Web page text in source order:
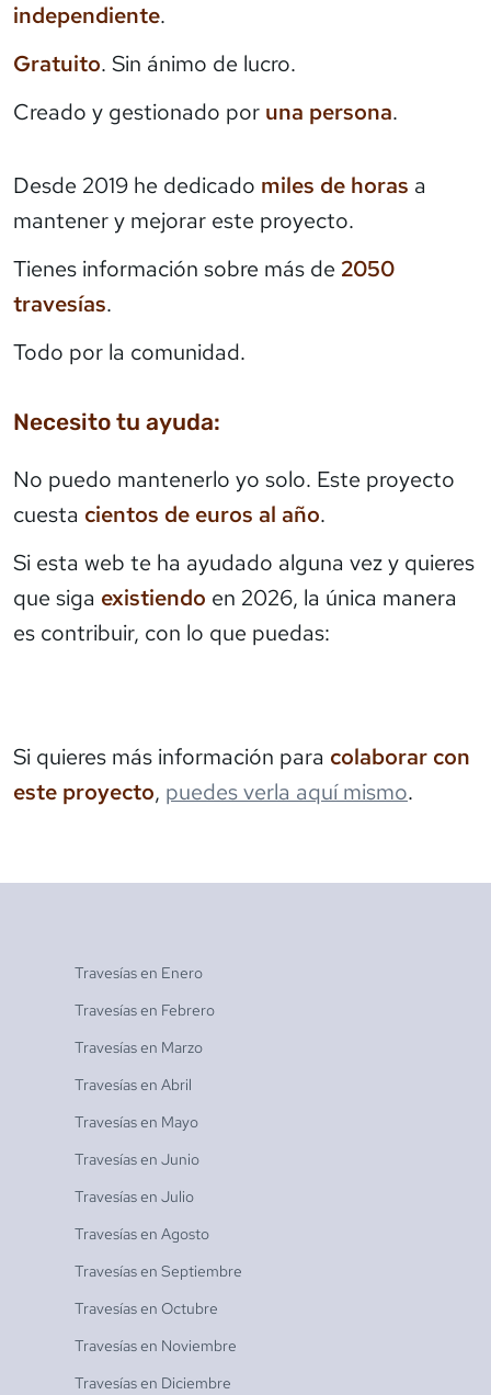
independiente.
Gratuito. Sin ánimo de lucro.
Creado y gestionado por una persona.
Desde 2019 he dedicado miles de horas a
mantener y mejorar este proyecto.
Tienes información sobre más de 2050
travesías.
Todo por la comunidad.
Necesito tu ayuda:
No puedo mantenerlo yo solo. Este proyecto
cuesta cientos de euros al año.
Si esta web te ha ayudado alguna vez y quieres
que siga existiendo en 2026, la única manera
es contribuir, con lo que puedas:
Si quieres más información para colaborar con
este proyecto, puedes verla aquí mismo.
Travesías en Enero
Travesías en Febrero
Travesías en Marzo
Travesías en Abril
Travesías en Mayo
Travesías en Junio
Travesías en Julio
Travesías en Agosto
Travesías en Septiembre
Travesías en Octubre
Travesías en Noviembre
Travesías en Diciembre